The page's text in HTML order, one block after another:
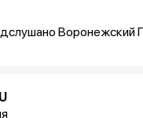
Воронежский